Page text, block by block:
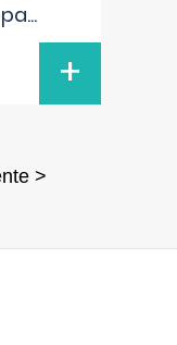
...
+
>